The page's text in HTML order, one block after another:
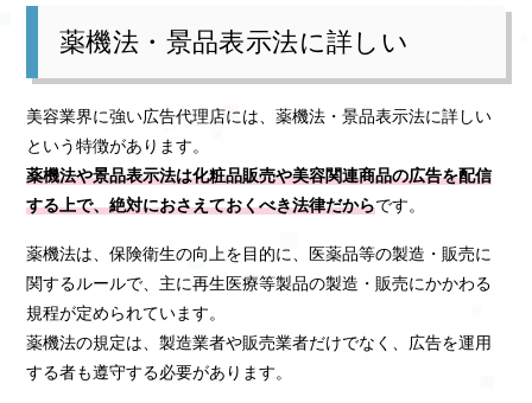
薬機法・景品表示法に詳しい
美容業界に強い広告代理店には、薬機法・景品表示法に詳しい
という特徴があります。
薬機法や景品表示法は化粧品販売や美容関連商品の広告を配信
する上で、絶対におさえておくべき法律だからです。
薬機法は、保険衛生の向上を目的に、医薬品等の製造・販売に
関するルールで、主に再生医療等製品の製造・販売にかかわる
規程が定められています。
薬機法の規定は、製造業者や販売業者だけでなく、広告を運用
する者も遵守する必要があります。